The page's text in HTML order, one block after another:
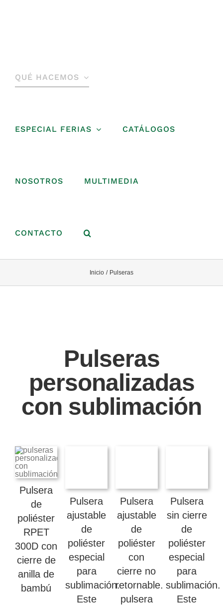
QUÉ HACEMOS
ESPECIAL FERIAS CATÁLOGOS
NOSOTROS MULTIMEDIA
CONTACTO
Inicio Pulseras
Pulseras
personalizadas
con sublimación
Pulsera
de
poliéster
RPET
300D con
cierre de
anilla de
bambú
Pulsera
ajustable
de
poliéster
especial
para
sublimación.
Este
Pulsera
ajustable
de
poliéster
con
cierre no
retornable.
pulsera
Pulsera
sin cierre
de
poliéster
especial
para
sublimación.
Este